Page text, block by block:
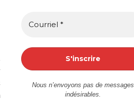
Nous n’envoyons pas de messages
indésirables.